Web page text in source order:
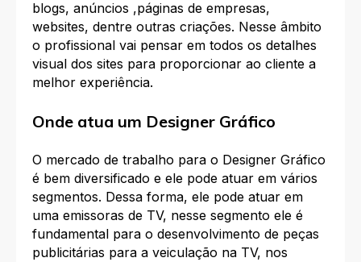
blogs, anúncios ,páginas de empresas,
websites, dentre outras criações. Nesse âmbito
o profissional vai pensar em todos os detalhes
visual dos sites para proporcionar ao cliente a
melhor experiência.
Onde atua um Designer Gráfico
O mercado de trabalho para o Designer Gráfico
é bem diversificado e ele pode atuar em vários
segmentos. Dessa forma, ele pode atuar em
uma emissoras de TV, nesse segmento ele é
fundamental para o desenvolvimento de peças
publicitárias para a veiculação na TV, nos